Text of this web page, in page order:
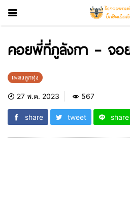
คอยพี่ที่ภูลังกา – จอ
เพลงลูกทุ่ง
27 พ.ค. 2023 567
share tweet share